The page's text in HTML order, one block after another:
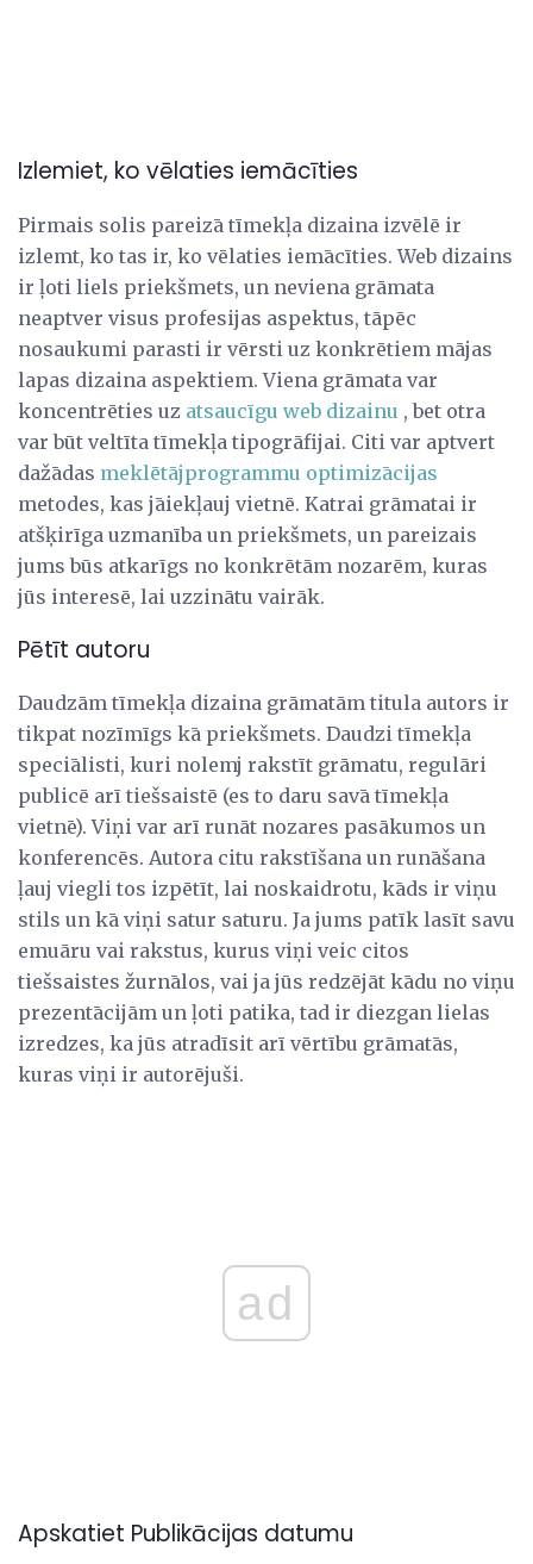
Izlemiet, ko vēlaties iemācīties
Pirmais solis pareizā tīmekļa dizaina izvēlē ir
izlemt, ko tas ir, ko vēlaties iemācīties. Web dizains
ir ļoti liels priekšmets, un neviena grāmata
neaptver visus profesijas aspektus, tāpēc
nosaukumi parasti ir vērsti uz konkrētiem mājas
lapas dizaina aspektiem. Viena grāmata var
koncentrēties uz atsaucīgu web dizainu , bet otra
var būt veltīta tīmekļa tipogrāfijai. Citi var aptvert
dažādas meklētājprogrammu optimizācijas
metodes, kas jāiekļauj vietnē. Katrai grāmatai ir
atšķirīga uzmanība un priekšmets, un pareizais
jums būs atkarīgs no konkrētām nozarēm, kuras
jūs interesē, lai uzzinātu vairāk.
Pētīt autoru
Daudzām tīmekļa dizaina grāmatām titula autors ir
tikpat nozīmīgs kā priekšmets. Daudzi tīmekļa
speciālisti, kuri nolemj rakstīt grāmatu, regulāri
publicē arī tiešsaistē (es to daru savā tīmekļa
vietnē). Viņi var arī runāt nozares pasākumos un
konferencēs. Autora citu rakstīšana un runāšana
ļauj viegli tos izpētīt, lai noskaidrotu, kāds ir viņu
stils un kā viņi satur saturu. Ja jums patīk lasīt savu
emuāru vai rakstus, kurus viņi veic citos
tiešsaistes žurnālos, vai ja jūs redzējāt kādu no viņu
prezentācijām un ļoti patika, tad ir diezgan lielas
izredzes, ka jūs atradīsit arī vērtību grāmatās,
kuras viņi ir autorējuši.
ad
Apskatiet Publikācijas datumu